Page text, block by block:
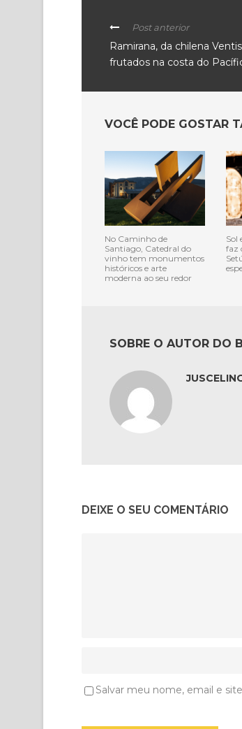
Post anterior
Ramirana, da chilena
frutados na costa do
VOCÊ PODE GOSTAR
No Caminho de
Santiago, Catedral do
vinho tem monumentos
históricos e arte
moderna ao seu redor
Sol
faz
SOBRE O AUTOR DO
DEIXE O SEU COMENTÁRIO
Salvar meu nome, email e